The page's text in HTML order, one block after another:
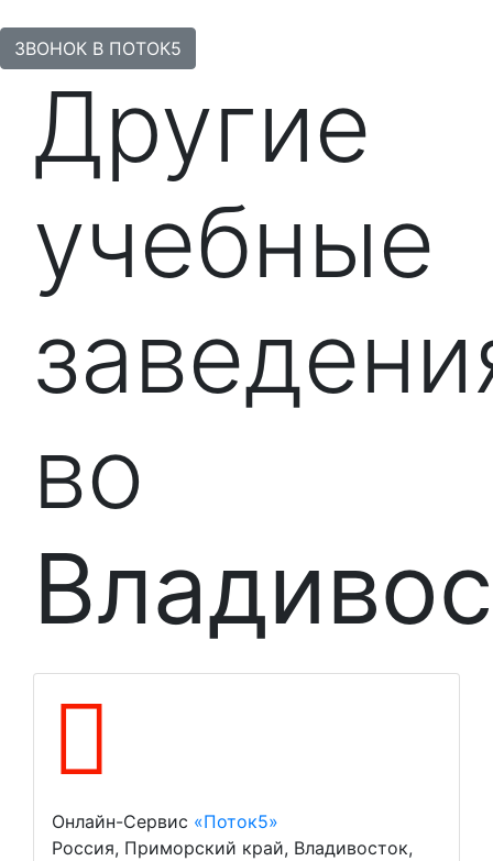
ЗВОНОК В ПОТОК5
Другие
учебные
во
Онлайн-Сервис «Поток5»
Россия, Приморский край, Владивосток,